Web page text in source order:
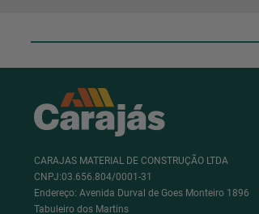
CARAJAS MATERIAL DE CONSTRUÇÃO LTDA
CNPJ:03.656.804/0001-31
Endereço: Avenida Durval de Goes Monteiro 1896
Tabuleiro dos Martins